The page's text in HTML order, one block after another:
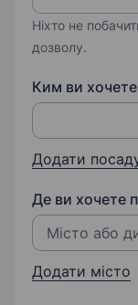
Ніхто не
дозволу.
Ким ви
Додати
Де ви хочете
Додати місто